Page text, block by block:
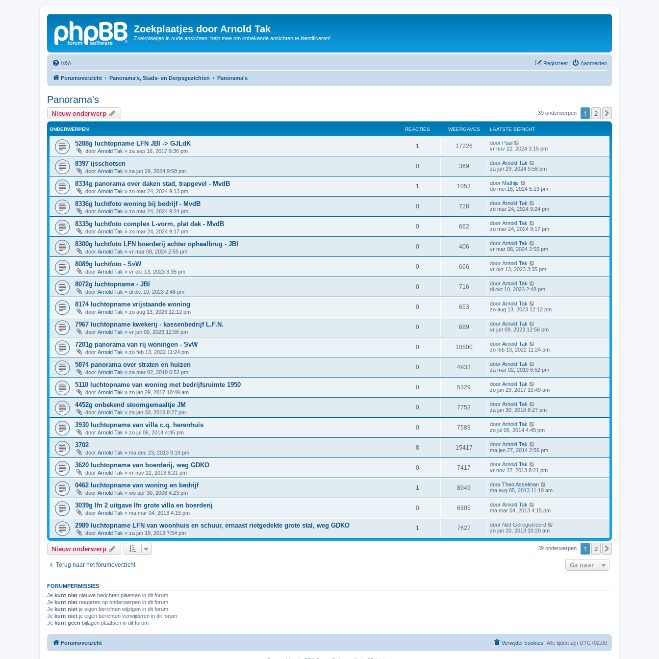
Zoekplaatjes door Arnold Tak
Zoekplaatjes in oude ansichten: help mee om onbekende ansichten te identificeren!
V&A Aanmelden
Registreer
Forumoverzicht Panorama's, Stads- en Dorpsgezichten Panorama's
Panorama's
Nieuw onderwerp 39 onderwerpen 1 2
ONDERWERPEN REACTIES WEERGAVES LAATSTE BERICHT
5288g luchtopname LFN JBI -> GJLdK
door Arnold Tak » za sep 16, 2017 9:36 pm
1 17226 door Paul
vr nov 22, 2024 3:15 pm
8397 ijsschotsen
door Arnold Tak » za jun 29, 2024 9:58 pm
0 369 door Arnold Tak
za jun 29, 2024 9:58 pm
8334g panorama over daken stad, trapgevel - MvdB
door Arnold Tak » zo mar 24, 2024 9:13 pm
1 1053 door Mathijs
do mei 16, 2024 5:19 pm
8336g luchtfoto woning bij bedrijf - MvdB
door Arnold Tak » zo mar 24, 2024 9:24 pm
0 728 door Arnold Tak
zo mar 24, 2024 9:24 pm
8335g luchtfoto complex L-vorm, plat dak - MvdB
door Arnold Tak » zo mar 24, 2024 9:17 pm
0 662 door Arnold Tak
zo mar 24, 2024 9:17 pm
8300g luchtfoto LFN boerderij achter ophaalbrug - JBI
door Arnold Tak » vr mar 08, 2024 2:55 pm
0 406 door Arnold Tak
vr mar 08, 2024 2:55 pm
8089g luchtfoto - SvW
door Arnold Tak » vr okt 13, 2023 3:35 pm
0 666 door Arnold Tak
vr okt 13, 2023 3:35 pm
8072g luchtopname - JBI
door Arnold Tak » di okt 10, 2023 2:48 pm
0 716 door Arnold Tak
di okt 10, 2023 2:48 pm
8174 luchtopname vrijstaande woning
door Arnold Tak » zo aug 13, 2023 12:12 pm
0 653 door Arnold Tak
zo aug 13, 2023 12:12 pm
7967 luchtopname kwekerij - kassenbedrijf L.F.N.
door Arnold Tak » vr jun 09, 2023 12:56 pm
0 689 door Arnold Tak
vr jun 09, 2023 12:56 pm
7201g panorama van rij woningen - SvW
door Arnold Tak » zo feb 13, 2022 11:24 pm
0 10500 door Arnold Tak
zo feb 13, 2022 11:24 pm
5874 panorama over straten en huizen
door Arnold Tak » za mar 02, 2019 6:52 pm
0 4933 door Arnold Tak
za mar 02, 2019 6:52 pm
5110 luchtopname van woning met bedrijfsruimte 1950
door Arnold Tak » zo jan 29, 2017 10:49 am
0 5329 door Arnold Tak
zo jan 29, 2017 10:49 am
4452g onbekend stoomgemaaltje JM
door Arnold Tak » za jan 30, 2016 8:27 pm
0 7753 door Arnold Tak
za jan 30, 2016 8:27 pm
3930 luchtopname van villa c.q. herenhuis
door Arnold Tak » zo jul 06, 2014 4:45 pm
0 7589 door Arnold Tak
zo jul 06, 2014 4:45 pm
3702
door Arnold Tak » ma dec 23, 2013 9:19 pm
8 15417 door Arnold Tak
ma jan 27, 2014 2:56 pm
3620 luchtopname van boerderij, weg GDKO
door Arnold Tak » vr nov 22, 2013 8:21 pm
0 7417 door Arnold Tak
vr nov 22, 2013 8:21 pm
0462 luchtopname van woning en bedrijf
door Arnold Tak » wo apr 30, 2008 4:23 pm
1 8949 door Theo Asselman
ma aug 05, 2013 11:10 am
3039g lfn 2 uitgave lfn grote villa en boerderij
door Arnold Tak » ma mar 04, 2013 4:15 pm
0 6905 door Arnold Tak
ma mar 04, 2013 4:15 pm
2989 luchtopname LFN van woonhuis en schuur, ernaast rietgedekte grote stal, weg GDKO
door Arnold Tak » za jan 19, 2013 7:54 pm
1 7627 door Niet Geregistreerd
zo jan 20, 2013 10:20 am
Nieuw onderwerp 39 onderwerpen 1 2
Terug naar het forumoverzicht Ga naar
FORUMPERMISSIES
Je kunt niet nieuwe berichten plaatsen in dit forum
Je kunt niet reageren op onderwerpen in dit forum
Je kunt niet je eigen berichten wijzigen in dit forum
Je kunt niet je eigen berichten verwijderen in dit forum
Je kunt geen bijlagen plaatsen in dit forum
Forumoverzicht Alle tijden zijn UTC+02:00
Verwijder cookies